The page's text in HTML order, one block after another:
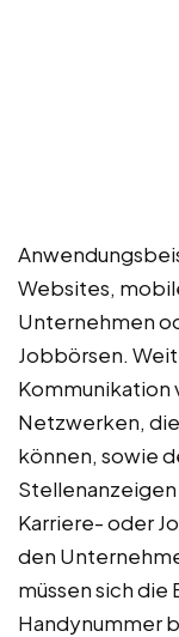
Websites,
Unternehmen
Jobbörsen.
Kommunikation
Netzwerken,
können, sowie
Stellenanzeigen
Karriere- oder
den
müssen sich
Handynummer